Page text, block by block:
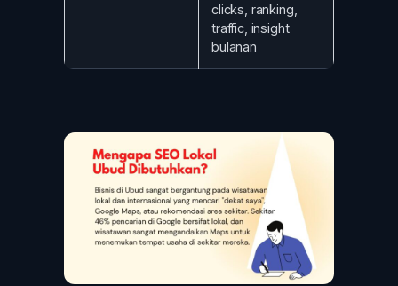
clicks, ranking,
traffic, insight
bulanan